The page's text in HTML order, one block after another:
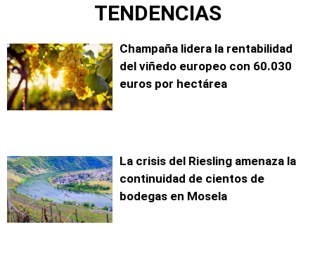
TENDENCIAS
Champaña lidera la rentabilidad
del viñedo europeo con 60.030
euros por hectárea
La crisis del Riesling amenaza la
continuidad de cientos de
bodegas en Mosela